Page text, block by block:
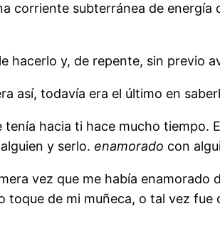
corriente subterránea de energía
hacerlo y, de repente, sin previo
así, todavía era el último en
hacia ti hace mucho tiempo.
y serlo.enamorado con
vez que me había enamorado
de mi muñeca, o tal vez